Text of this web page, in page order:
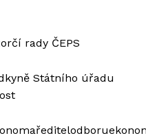
rady ČEPS
Státního úřadu